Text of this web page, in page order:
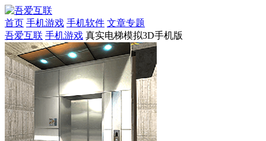
首页 手机游戏 手机软件 文章专题
吾爱互联 手机游戏 真实电梯模拟3D手机版